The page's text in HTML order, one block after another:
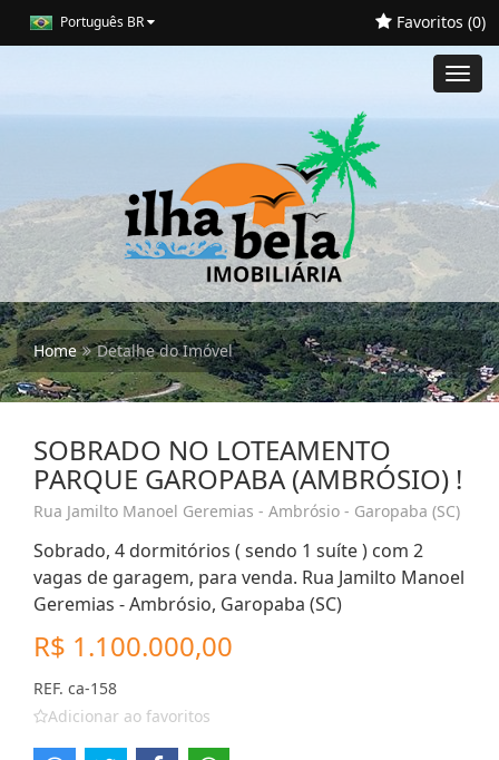
Português BR Favoritos (0)
Home Detalhe do Imóvel
SOBRADO NO LOTEAMENTO
PARQUE GAROPABA (AMBRÓSIO) !
Rua Jamilto Manoel Geremias - Ambrósio - Garopaba (SC)
Sobrado, 4 dormitórios ( sendo 1 suíte ) com 2
vagas de garagem, para venda. Rua Jamilto Manoel
Geremias - Ambrósio, Garopaba (SC)
R$ 1.100.000,00
REF. ca-158
Adicionar ao favoritos